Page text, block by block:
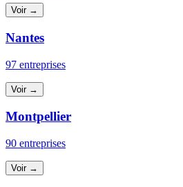
Voir →
Nantes
97 entreprises
Voir →
Montpellier
90 entreprises
Voir →